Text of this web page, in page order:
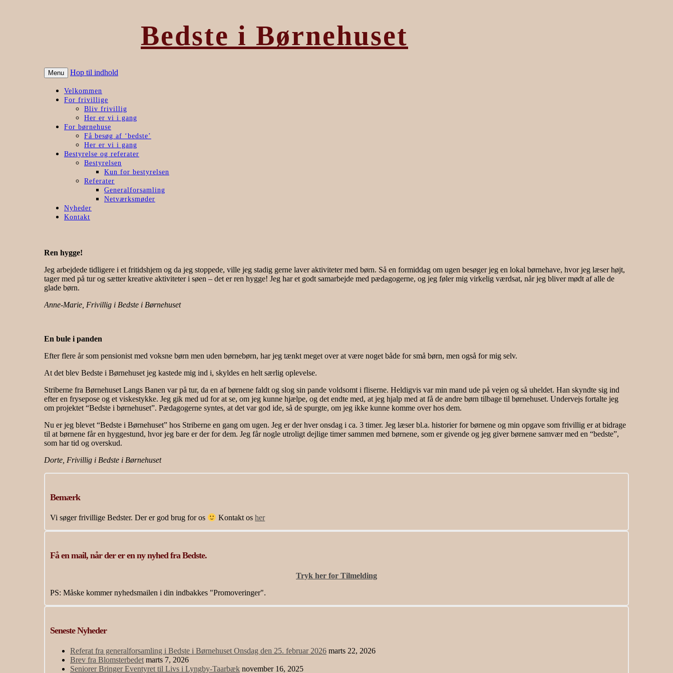
Bedste i Børnehuset
Menu Hop til indhold
Velkommen
For frivillige
Bliv frivillig
Her er vi i gang
For børnehuse
Få besøg af ‘bedste’
Her er vi i gang
Bestyrelse og referater
Bestyrelsen
Kun for bestyrelsen
Referater
Generalforsamling
Netværksmøder
Nyheder
Kontakt
Ren hygge!
Jeg arbejdede tidligere i et fritidshjem og da jeg stoppede, ville jeg stadig gerne laver aktiviteter med børn. Så en formiddag om ugen besøger jeg en lokal børnehave, hvor jeg læser højt,
tager med på tur og sætter kreative aktiviteter i søen – det er ren hygge! Jeg har et godt samarbejde med pædagogerne, og jeg føler mig virkelig værdsat, når jeg bliver mødt af alle de
glade børn.
Anne-Marie, Frivillig i Bedste i Børnehuset
En bule i panden
Efter flere år som pensionist med voksne børn men uden børnebørn, har jeg tænkt meget over at være noget både for små børn, men også for mig selv.
At det blev Bedste i Børnehuset jeg kastede mig ind i, skyldes en helt særlig oplevelse.
Striberne fra Børnehuset Langs Banen var på tur, da en af børnene faldt og slog sin pande voldsomt i fliserne. Heldigvis var min mand ude på vejen og så uheldet. Han skyndte sig ind
efter en frysepose og et viskestykke. Jeg gik med ud for at se, om jeg kunne hjælpe, og det endte med, at jeg hjalp med at få de andre børn tilbage til børnehuset. Undervejs fortalte jeg
om projektet “Bedste i børnehuset”. Pædagogerne syntes, at det var god ide, så de spurgte, om jeg ikke kunne komme over hos dem.
Nu er jeg blevet “Bedste i Børnehuset” hos Striberne en gang om ugen. Jeg er der hver onsdag i ca. 3 timer. Jeg læser bl.a. historier for børnene og min opgave som frivillig er at bidrage
til at børnene får en hyggestund, hvor jeg bare er der for dem. Jeg får nogle utroligt dejlige timer sammen med børnene, som er givende og jeg giver børnene samvær med en “bedste”,
som har tid og overskud.
Dorte, Frivillig i Bedste i Børnehuset
Bemærk
Vi søger frivillige Bedster. Der er god brug for os Kontakt osher
Få en mail, når der er en ny nyhed fra Bedste.
Tryk her for Tilmelding
PS: Måske kommer nyhedsmailen i din indbakkes "Promoveringer".
Seneste Nyheder
Referat fra generalforsamling i Bedste i Børnehuset Onsdag den 25. februar 2026 marts 22, 2026
Brev fra Blomsterbedet marts 7, 2026
Seniorer Bringer Eventyret til Livs i Lyngby-Taarbæk november 16, 2025